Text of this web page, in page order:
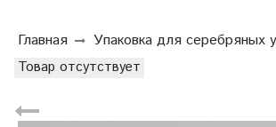
Главная Упаковка для серебряных
Товар отсутствует